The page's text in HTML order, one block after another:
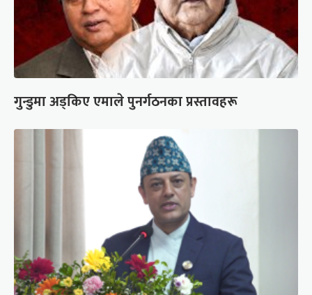
गुन्डुमा अड्किए एमाले पुनर्गठनका प्रस्तावहरू